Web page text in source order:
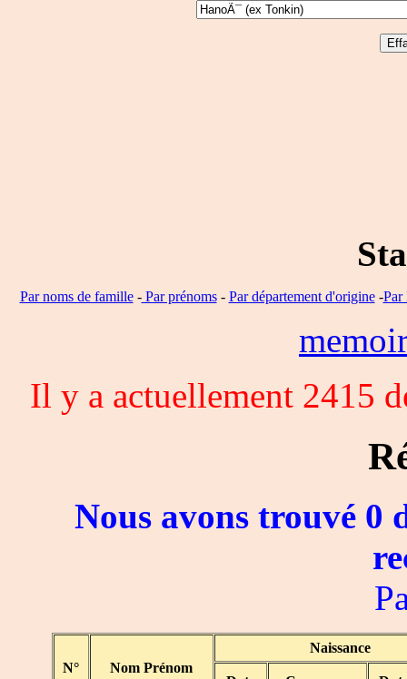
Par noms de famille-Par prénoms- Par département d'origine-Par
Il y a actuellement 2415
Nous avons trouvé 0
N° Nom Prénom
Naissance